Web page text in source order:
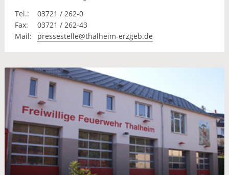
Tel.:
03721 / 262-0
Fax:
03721 / 262-43
Mail:
pressestelle@thalheim-erzgeb.de